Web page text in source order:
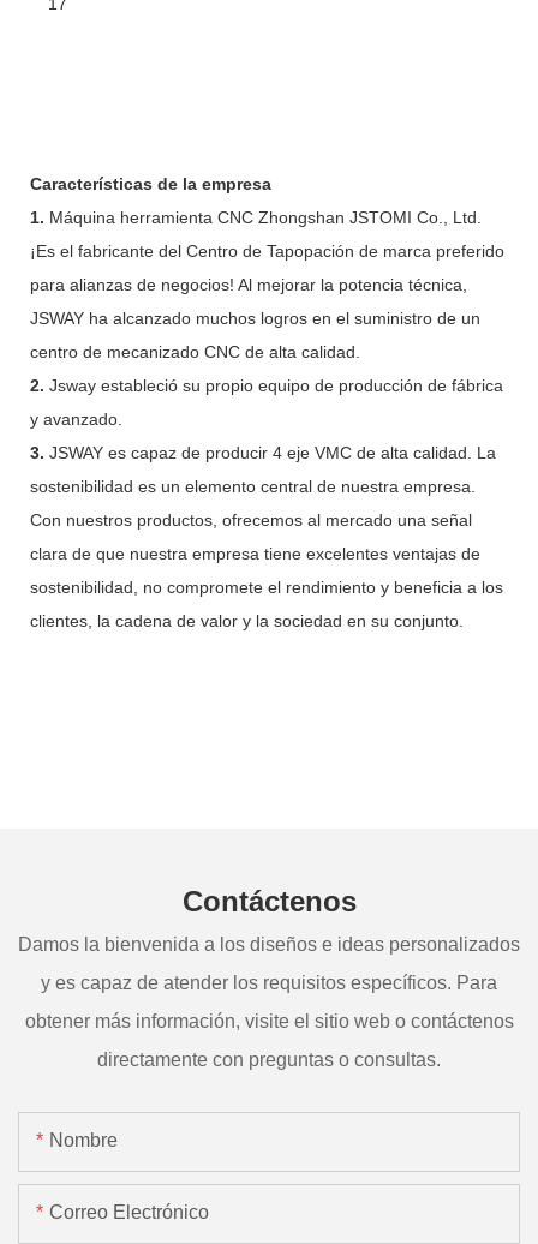
Características de la empresa
1. Máquina herramienta CNC Zhongshan JSTOMI Co., Ltd.
¡Es el fabricante del Centro de Tapopación de marca preferido
para alianzas de negocios! Al mejorar la potencia técnica,
JSWAY ha alcanzado muchos logros en el suministro de un
centro de mecanizado CNC de alta calidad.
2. Jsway estableció su propio equipo de producción de fábrica
y avanzado.
3. JSWAY es capaz de producir 4 eje VMC de alta calidad. La
sostenibilidad es un elemento central de nuestra empresa.
Con nuestros productos, ofrecemos al mercado una señal
clara de que nuestra empresa tiene excelentes ventajas de
sostenibilidad, no compromete el rendimiento y beneficia a los
clientes, la cadena de valor y la sociedad en su conjunto.
Contáctenos
Damos la bienvenida a los diseños e ideas personalizados
y es capaz de atender los requisitos específicos. Para
obtener más información, visite el sitio web o contáctenos
directamente con preguntas o consultas.
Nombre
Correo Electrónico